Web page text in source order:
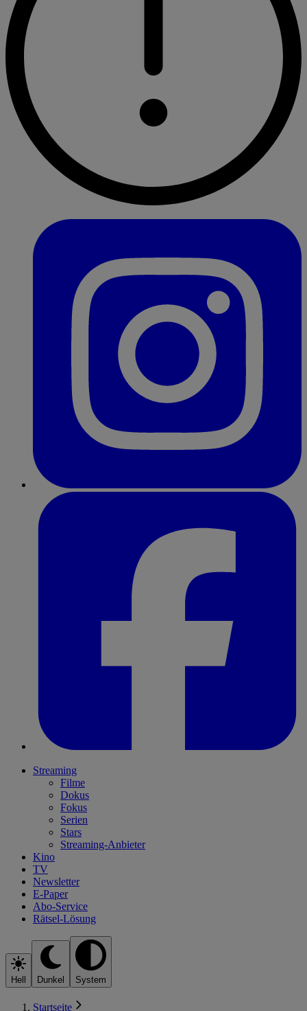
Streaming
Filme
Dokus
Fokus
Serien
Stars
Streaming-Anbieter
Kino
TV
Newsletter
E-Paper
Abo-Service
Rätsel-Lösung
Hell Dunkel System
Startseite